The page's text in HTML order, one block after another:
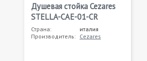
Душевая стойка Cezares
STELLA-CAE-01-CR
Страна:
италия
Производитель: Cezares